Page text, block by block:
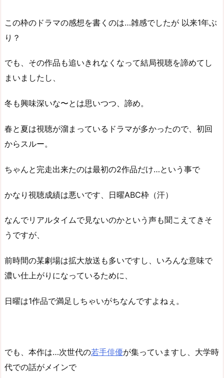
この枠のドラマの感想を書くのは…雑感でしたが 以来1年ぶ
り？
でも、その作品も追いきれなくなって結局視聴を諦めてし
まいましたし、
冬も興味深いな〜とは思いつつ、諦め。
春と夏は視聴が溜まっているドラマが多かったので、初回
からスルー。
ちゃんと完走出来たのは最初の2作品だけ…という事で
かなり視聴成績は悪いです、日曜ABC枠（汗）
なんでリアルタイムで見ないのかという声も聞こえてきそ
うですが、
前時間の某劇場は拡大放送も多いですし、いろんな意味で
濃い仕上がりになっているために、
日曜は1作品で満足しちゃいがちなんですよねぇ。
でも、本作は…次世代の若手俳優が集っていますし、大学時
代での話がメインで